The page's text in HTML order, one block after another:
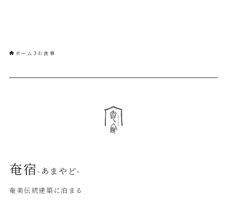
ホーム お食事
奄宿-あまやど-
奄美伝統建築に泊まる